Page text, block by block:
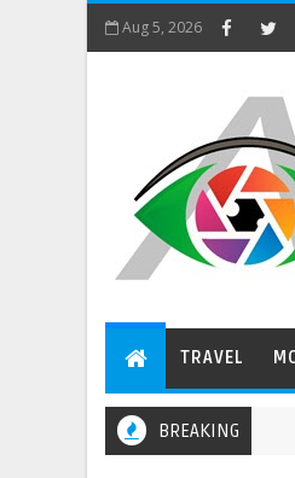
Aug 5, 2026
TRAVEL
BREAKING